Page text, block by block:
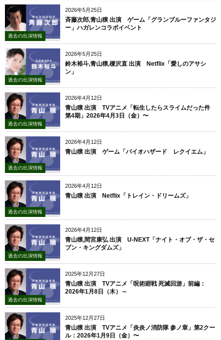
2026年5月25日
過去の出演情報
斉藤次郎,青山穣 出演 ゲーム「グランブルーファンタジ
ー」ハガレンコラボイベント
2026年5月25日
過去の出演情報
鈴木裕斗,青山穣,榎沢直 出演 Netflix「愛しのアサシ
ン」
2026年4月12日
過去の出演情報
青山穣 出演 TVアニメ「転生したらスライムだった件
第4期」2026年4月3日（金）〜
2026年4月12日
過去の出演情報
青山穣 出演 ゲーム「バイオハザード レクイエム」
2026年4月12日
過去の出演情報
青山穣 出演 Netflix「トレイン・ドリームズ」
2026年4月12日
過去の出演情報
青山穣,間宮康弘 出演 U-NEXT「ナイト・オブ・ザ・セ
ブン・キングダムズ」
2025年12月27日
過去の出演情報
青山穣 出演 TVアニメ「呪術廻戦 死滅回游」前編：
2026年1月8日（木）～
2025年12月27日
青山穣 出演 TVアニメ「炎炎ノ消防隊 参ノ章」第2クー
ル：2026年1月9日（金）〜